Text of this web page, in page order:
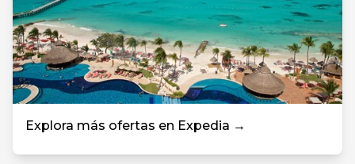
Explora más ofertas en Expedia →